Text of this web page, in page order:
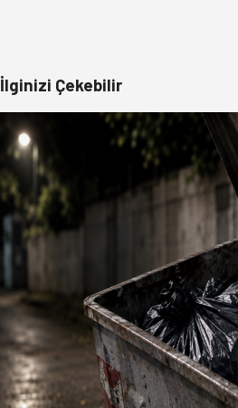
İlginizi Çekebilir